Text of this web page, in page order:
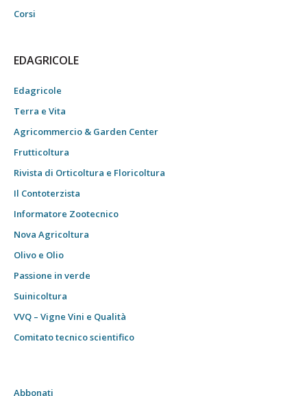
Corsi
EDAGRICOLE
Edagricole
Terra e Vita
Agricommercio & Garden Center
Frutticoltura
Rivista di Orticoltura e Floricoltura
Il Contoterzista
Informatore Zootecnico
Nova Agricoltura
Olivo e Olio
Passione in verde
Suinicoltura
VVQ – Vigne Vini e Qualità
Comitato tecnico scientifico
Abbonati